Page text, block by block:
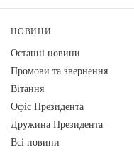
НОВИНИ
Останні новини
Промови та звернення
Вiтання
Офіс Президента
Дружина Президента
Всі новини